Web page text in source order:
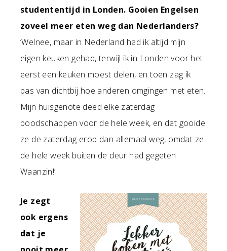
studententijd in Londen. Gooien Engelsen
zoveel meer eten weg dan Nederlanders?
‘Welnee, maar in Nederland had ik altijd mijn
eigen keuken gehad, terwijl ik in Londen voor het
eerst een keuken moest delen, en toen zag ik
pas van dichtbij hoe anderen omgingen met eten.
Mijn huisgenote deed elke zaterdag
boodschappen voor de hele week, en dat gooide
ze de zaterdag erop dan allemaal weg, omdat ze
de hele week buiten de deur had gegeten.
Waanzin!’
Je zegt
ook ergens
dat je